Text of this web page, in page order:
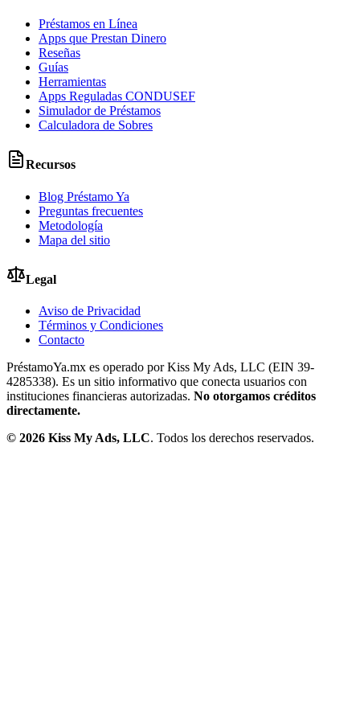
Préstamos en Línea
Apps que Prestan Dinero
Reseñas
Guías
Herramientas
Apps Reguladas CONDUSEF
Simulador de Préstamos
Calculadora de Sobres
Recursos
Blog Préstamo Ya
Preguntas frecuentes
Metodología
Mapa del sitio
Legal
Aviso de Privacidad
Términos y Condiciones
Contacto
PréstamoYa.mx es operado por Kiss My Ads, LLC (EIN 39-
4285338). Es un sitio informativo que conecta usuarios con
instituciones financieras autorizadas. No otorgamos créditos
directamente.
© 2026 Kiss My Ads, LLC. Todos los derechos reservados.